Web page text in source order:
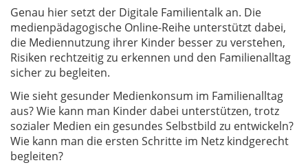
Genau hier setzt der Digitale Familientalk an. Die
medienpädagogische Online-Reihe unterstützt dabei,
die Mediennutzung ihrer Kinder besser zu verstehen,
Risiken rechtzeitig zu erkennen und den Familienalltag
sicher zu begleiten.
Wie sieht gesunder Medienkonsum im Familienalltag
aus? Wie kann man Kinder dabei unterstützen, trotz
sozialer Medien ein gesundes Selbstbild zu entwickeln?
Wie kann man die ersten Schritte im Netz kindgerecht
begleiten?